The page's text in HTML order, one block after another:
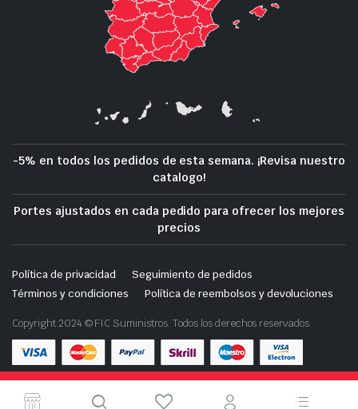
Tienda de demostración con fines de prueba — no se
-5% en todos los pedidos de esta semana. ¡Revisa nuestro
catalogo!
Portes ajustados en cada pedido para ofrecer los mejores
precios
Política de privacidad
Seguimiento de pedidos
Términos y condiciones
Política de reembolsos y devoluciones
Copyright 2024 © FIC Suministros. Todos los derechos reservados.
Descarga nuestra App en tu móvil